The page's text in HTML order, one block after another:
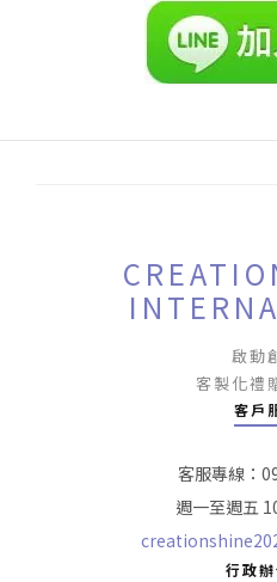
啟動
客製化禮
客戶
客服專線：
週一至週五
行政